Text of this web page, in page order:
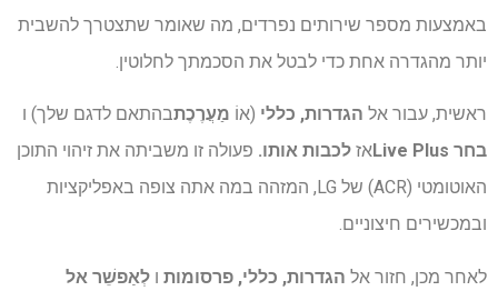
באמצעות מספר שירותים נפרדים, מה שאומר שתצטרך להשבית
יותר מהגדרה אחת כדי לבטל את הסכמתך לחלוטין.
ראשית, עבור אל הגדרות, כללי (אוֹ מַעֲרֶכֶתבהתאם לדגם שלך) ו
בחר Live Plus
אז לכבות אותו. פעולה זו משביתה את זיהוי התוכן
האוטומטי (ACR) של LG, המזהה במה אתה צופה באפליקציות
ובמכשירים חיצוניים.
לאחר מכן, חזור אל הגדרות, כללי, פרסומות ו לְאַפשֵׁר אל